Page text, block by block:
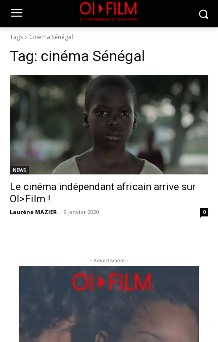
Tags Cinéma Sénégal
Tag: cinéma Sénégal
NEWS
Le cinéma indépendant africain arrive sur
OI>Film !
Laurène MAZIER - 9 janvier 2020 0
- Advertisment -